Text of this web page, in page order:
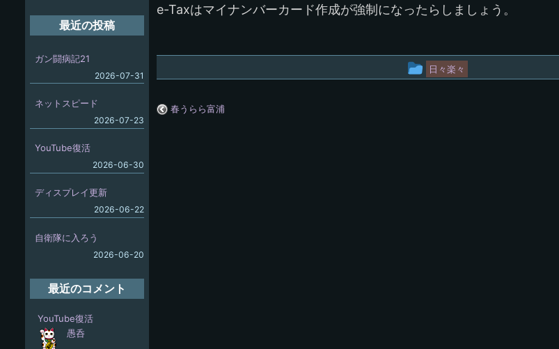
e-Taxはマイナンバーカード作成が強制になったらしましょう。
投
日々楽々
春うらら富浦
最近の投稿
ガン闘病記21
2026-07-31
ネットスピード
2026-07-23
YouTube復活
2026-06-30
ディスプレイ更新
2026-06-22
自衛隊に入ろう
2026-06-20
最近のコメント